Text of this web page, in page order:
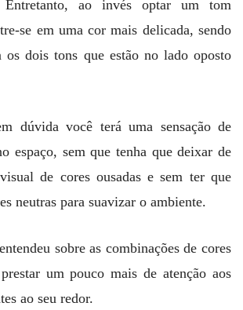
Entretanto, ao invés optar um tom
se em uma cor mais delicada, sendo
os dois tons que estão no lado oposto
dúvida você terá uma sensação de
espaço, sem que tenha que deixar de
de cores ousadas e sem ter que
neutras para suavizar o ambiente.
sobre as combinações de cores
um pouco mais de atenção aos
ao seu redor.